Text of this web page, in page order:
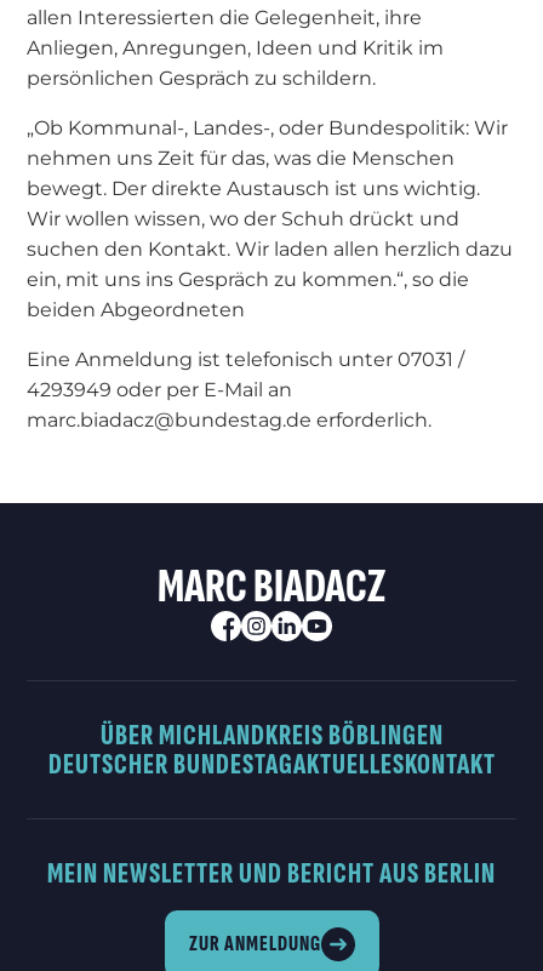
allen Interessierten die Gelegenheit, ihre
Anliegen, Anregungen, Ideen und Kritik im
persönlichen Gespräch zu schildern.
„Ob Kommunal-, Landes-, oder Bundespolitik: Wir
nehmen uns Zeit für das, was die Menschen
bewegt. Der direkte Austausch ist uns wichtig.
Wir wollen wissen, wo der Schuh drückt und
suchen den Kontakt. Wir laden allen herzlich dazu
ein, mit uns ins Gespräch zu kommen.“, so die
beiden Abgeordneten
Eine Anmeldung ist telefonisch unter 07031 /
4293949 oder per E-Mail an
marc.biadacz@bundestag.de erforderlich.
MARC BIADACZ
ÜBER MICHLANDKREIS BÖBLINGEN
DEUTSCHER BUNDESTAGAKTUELLESKONTAKT
MEIN NEWSLETTER UND BERICHT AUS BERLIN
ZUR ANMELDUNG